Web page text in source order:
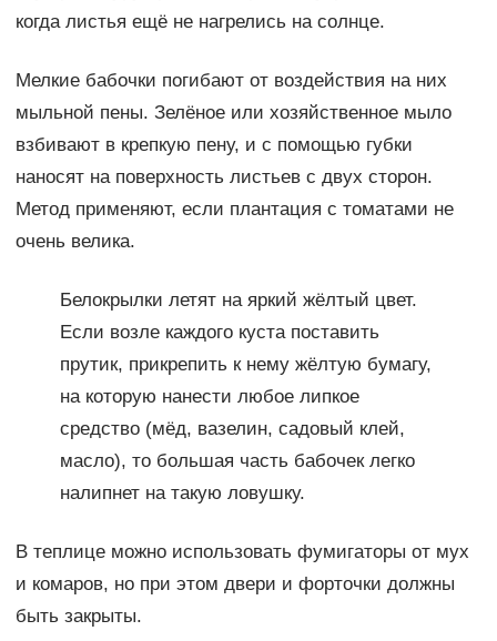
когда листья ещё не нагрелись на солнце.
Мелкие бабочки погибают от воздействия на них
мыльной пены. Зелёное или хозяйственное мыло
взбивают в крепкую пену, и с помощью губки
наносят на поверхность листьев с двух сторон.
Метод применяют, если плантация с томатами не
очень велика.
Белокрылки летят на яркий жёлтый цвет.
Если возле каждого куста поставить
прутик, прикрепить к нему жёлтую бумагу,
на которую нанести любое липкое
средство (мёд, вазелин, садовый клей,
масло), то большая часть бабочек легко
налипнет на такую ловушку.
В теплице можно использовать фумигаторы от мух
и комаров, но при этом двери и форточки должны
быть закрыты.